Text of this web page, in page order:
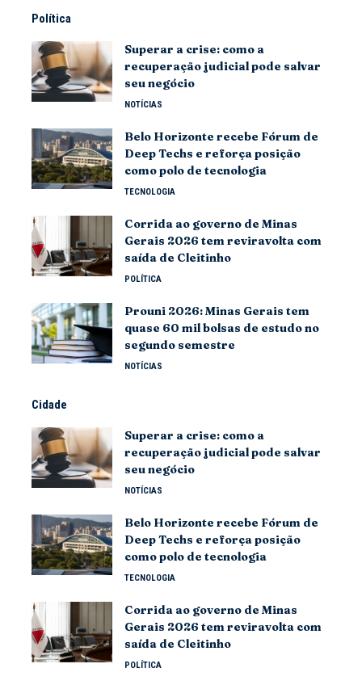
Política
Superar a crise: como a
recuperação judicial pode salvar
seu negócio
NOTÍCIAS
Belo Horizonte recebe Fórum de
Deep Techs e reforça posição
como polo de tecnologia
TECNOLOGIA
Corrida ao governo de Minas
Gerais 2026 tem reviravolta com
saída de Cleitinho
POLÍTICA
Prouni 2026: Minas Gerais tem
quase 60 mil bolsas de estudo no
segundo semestre
NOTÍCIAS
Cidade
Superar a crise: como a
recuperação judicial pode salvar
seu negócio
NOTÍCIAS
Belo Horizonte recebe Fórum de
Deep Techs e reforça posição
como polo de tecnologia
TECNOLOGIA
Corrida ao governo de Minas
Gerais 2026 tem reviravolta com
saída de Cleitinho
POLÍTICA